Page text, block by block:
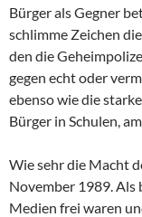
Bürger als Gegner
schlimme Zeichen
den die
gegen echt oder
ebenso wie die
Bürger in Schulen,
Wie sehr die Macht
November 1989. Als
Medien frei waren